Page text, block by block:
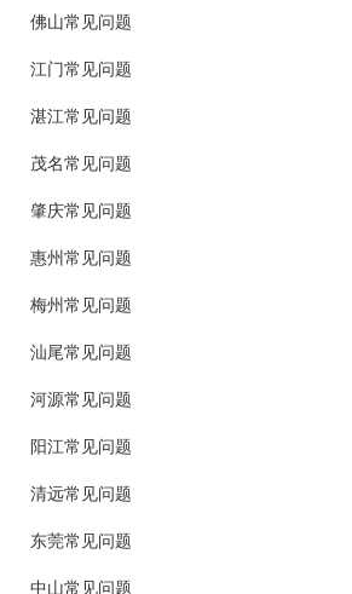
佛山常见问题
江门常见问题
湛江常见问题
茂名常见问题
肇庆常见问题
惠州常见问题
梅州常见问题
汕尾常见问题
河源常见问题
阳江常见问题
清远常见问题
东莞常见问题
中山常见问题